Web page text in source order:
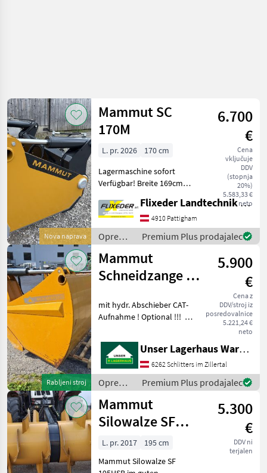
Nova naprava
Mammut SC
170M
6.700
€
Cena
vključuje
DDV
(stopnja
20%)
5.583,33 €
neto
L. pr. 2026
170 cm
Lagermaschine sofort
Verfügbar! Breite 169cm
Volumen 1, 05 m³
Eigengewicht 655 kg mit
Euroaufnahme und
Maisblech Weitere
Aufnahmen auf Wu
Flixeder Landtechnik GmbH
4910 Pattigham
Oprema
za
krmljenje
/
Mammut
Premium Plus prodajalec
Rabljeni stroj
Mammut
Schneidzange SC
5.900
€
Cena z
DDV/stroj iz
posredovalnice
5.221,24 €
neto
mit hydr. Abschieber CAT-
Aufnahme ! Optional !!! mit
za krmljenje Rezalec
silaže/freza
Unser Lagerhaus Warenhandelsges.m.b.H.
6262 Schlitters im Zillertal
Oprema
za
krmljenje
/
Mammut
Premium Plus prodajalec
Mammut
Silowalze SF
195HSB
5.300
€
DDV ni
terjalen
L. pr. 2017
195 cm
Mammut Silowalze SF